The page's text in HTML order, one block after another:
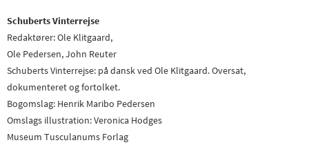
Schuberts Vinterrejse
Redaktører: Ole Klitgaard,
Ole Pedersen, John Reuter
Schuberts Vinterrejse: på dansk ved Ole Klitgaard. Oversat,
dokumenteret og fortolket.
Bogomslag: Henrik Maribo Pedersen
Omslags illustration: Veronica Hodges
Museum Tusculanums Forlag